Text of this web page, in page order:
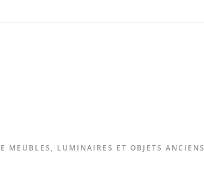
MEUBLES, LUMINAIRES ET OBJETS ANCIENS